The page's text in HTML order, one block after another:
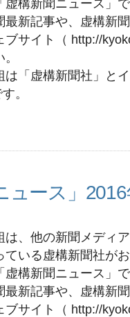
虚構新聞ニュース」
最新記事や、虚構新
ブサイト（ http://
は「虚構新聞社」と
。
ュース」
は、他の新聞メディ
ている虚構新聞社が
虚構新聞ニュース」
最新記事や、虚構新
ブサイト（ http://